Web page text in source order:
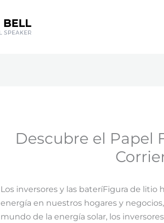
Descubre el Papel
Los inversores y las bateríFigura de
energía en nuestros hogares y
mundo de la energía solar, los